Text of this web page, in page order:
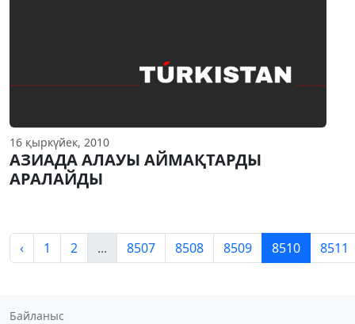
16 қыркүйек, 2010
АЗИАДА АЛАУЫ АЙМАҚТАРДЫ
АРАЛАЙДЫ
‹ 1 2 ... 8507 8508 8509 8510 8511
Байланыс